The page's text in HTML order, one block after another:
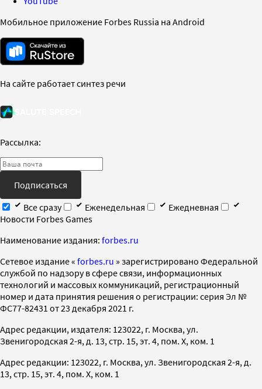
Мобильное приложение Forbes Russia на Android
На сайте работает синтез речи
Рассылка:
Подписаться
Все сразу
Еженедельная
Ежедневная
Новости Forbes Games
Наименование издания: forbes.ru
Cетевое издание « forbes.ru » зарегистрировано Федеральной
службой по надзору в сфере связи, информационных
технологий и массовых коммуникаций, регистрационный
номер и дата принятия решения о регистрации: серия Эл №
ФС77-82431 от 23 декабря 2021 г.
Адрес редакции, издателя: 123022, г. Москва, ул.
Звенигородская 2-я, д. 13, стр. 15, эт. 4, пом. X, ком. 1
Адрес редакции: 123022, г. Москва, ул. Звенигородская 2-я, д.
13, стр. 15, эт. 4, пом. X, ком. 1